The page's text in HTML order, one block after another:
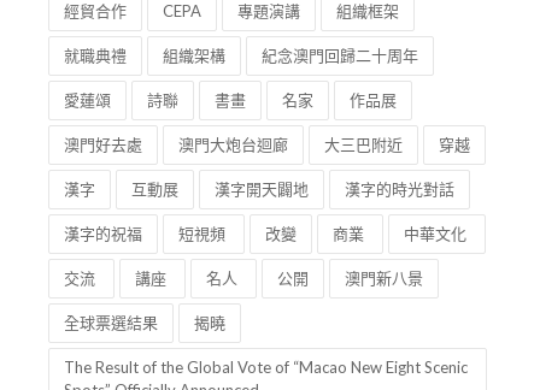
經貿合作 CEPA 專題演講 組織框架
就職典禮 組織架構 紀念澳門回歸二十周年
愛蓮頌 詩聯 書畫 名家 作品展
澳門好去處 澳門大炮台迴廊 大三巴附近 穿越
漢字 互動展 漢字開天闢地 漢字的時光對話
漢字的祝福 短視頻 改變 商業 中華文化
交流 講座 名人 公開 澳門新八景
全球票選結果 揭曉
The Result of the Global Vote of “Macao New Eight Scenic